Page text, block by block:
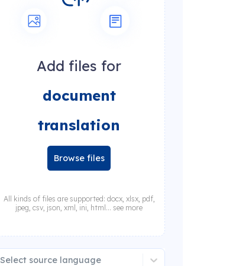
Add files for
document
translation
Browse files
All kinds of files are supported: docx, xlsx, pdf,
jpeg, csv, json, xml, ini, html... see more
Select source language